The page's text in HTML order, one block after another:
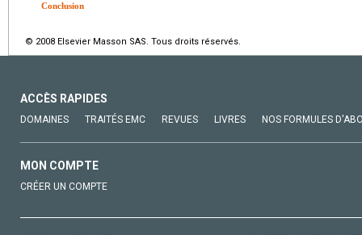
Conclusion
© 2008 Elsevier Masson SAS. Tous droits réservés.
ACCÈS RAPIDES
DOMAINES TRAITÉS EMC REVUES LIVRES NOS FORMULES
MON COMPTE
CRÉER UN COMPTE